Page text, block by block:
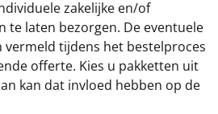
zakelijke en/of
te laten bezorgen. De eventuele
tijdens het bestelproces
offerte. Kies u pakketten uit
kan dat invloed hebben op de